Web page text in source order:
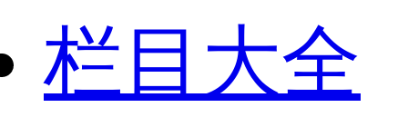
栏目大全